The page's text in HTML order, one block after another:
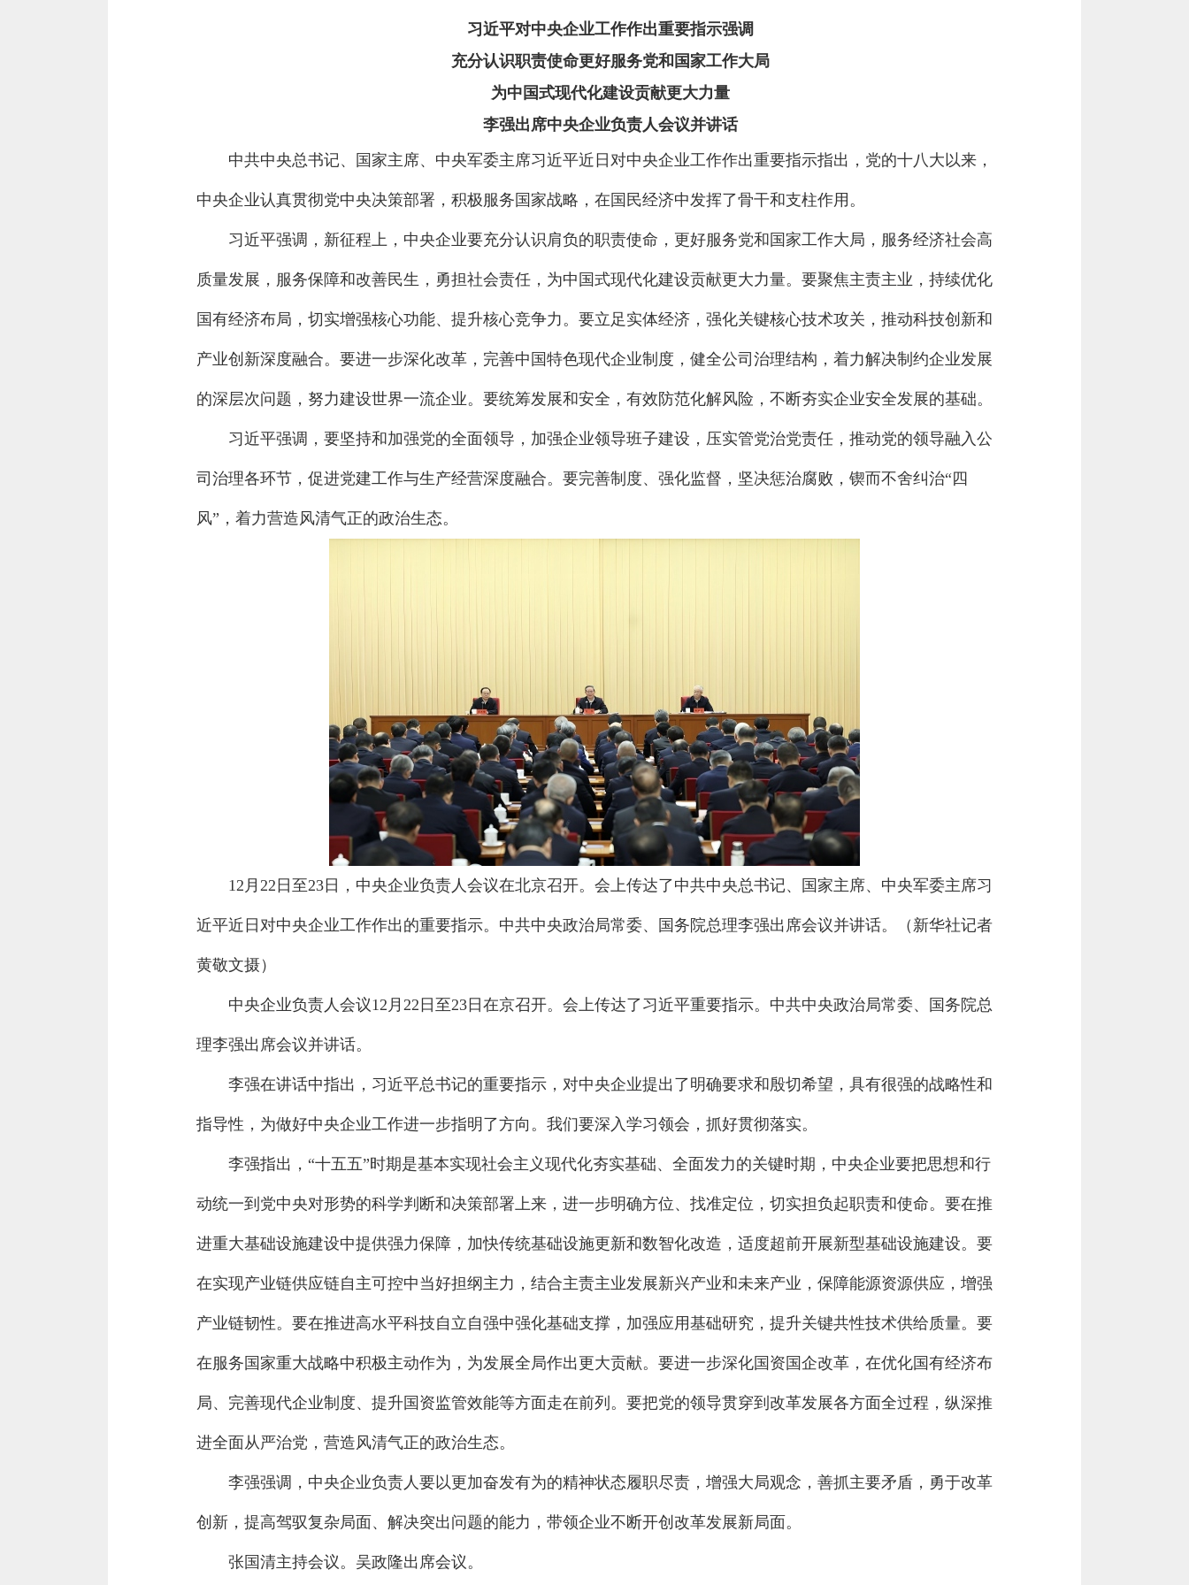
习近平对中央企业工作作出重要指示强调
充分认识职责使命更好服务党和国家工作大局
为中国式现代化建设贡献更大力量
李强出席中央企业负责人会议并讲话
中共中央总书记、国家主席、中央军委主席习近平近日对中央企业工作作出重要指示指出，党的十八大以来，
中央企业认真贯彻党中央决策部署，积极服务国家战略，在国民经济中发挥了骨干和支柱作用。
习近平强调，新征程上，中央企业要充分认识肩负的职责使命，更好服务党和国家工作大局，服务经济社会高
质量发展，服务保障和改善民生，勇担社会责任，为中国式现代化建设贡献更大力量。要聚焦主责主业，持续优化
国有经济布局，切实增强核心功能、提升核心竞争力。要立足实体经济，强化关键核心技术攻关，推动科技创新和
产业创新深度融合。要进一步深化改革，完善中国特色现代企业制度，健全公司治理结构，着力解决制约企业发展
的深层次问题，努力建设世界一流企业。要统筹发展和安全，有效防范化解风险，不断夯实企业安全发展的基础。
习近平强调，要坚持和加强党的全面领导，加强企业领导班子建设，压实管党治党责任，推动党的领导融入公
司治理各环节，促进党建工作与生产经营深度融合。要完善制度、强化监督，坚决惩治腐败，锲而不舍纠治“四
风”，着力营造风清气正的政治生态。
12月22日至23日，中央企业负责人会议在北京召开。会上传达了中共中央总书记、国家主席、中央军委主席习
近平近日对中央企业工作作出的重要指示。中共中央政治局常委、国务院总理李强出席会议并讲话。（新华社记者
黄敬文摄）
中央企业负责人会议12月22日至23日在京召开。会上传达了习近平重要指示。中共中央政治局常委、国务院总
理李强出席会议并讲话。
李强在讲话中指出，习近平总书记的重要指示，对中央企业提出了明确要求和殷切希望，具有很强的战略性和
指导性，为做好中央企业工作进一步指明了方向。我们要深入学习领会，抓好贯彻落实。
李强指出，“十五五”时期是基本实现社会主义现代化夯实基础、全面发力的关键时期，中央企业要把思想和行
动统一到党中央对形势的科学判断和决策部署上来，进一步明确方位、找准定位，切实担负起职责和使命。要在推
进重大基础设施建设中提供强力保障，加快传统基础设施更新和数智化改造，适度超前开展新型基础设施建设。要
在实现产业链供应链自主可控中当好担纲主力，结合主责主业发展新兴产业和未来产业，保障能源资源供应，增强
产业链韧性。要在推进高水平科技自立自强中强化基础支撑，加强应用基础研究，提升关键共性技术供给质量。要
在服务国家重大战略中积极主动作为，为发展全局作出更大贡献。要进一步深化国资国企改革，在优化国有经济布
局、完善现代企业制度、提升国资监管效能等方面走在前列。要把党的领导贯穿到改革发展各方面全过程，纵深推
进全面从严治党，营造风清气正的政治生态。
李强强调，中央企业负责人要以更加奋发有为的精神状态履职尽责，增强大局观念，善抓主要矛盾，勇于改革
创新，提高驾驭复杂局面、解决突出问题的能力，带领企业不断开创改革发展新局面。
张国清主持会议。吴政隆出席会议。